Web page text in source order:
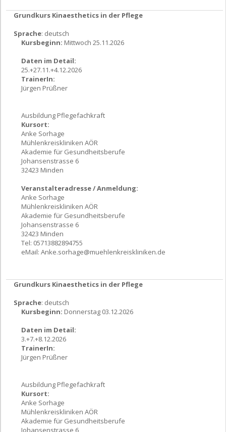
Grundkurs Kinaesthetics in der Pflege
Sprache: deutsch
Kursbeginn: Mittwoch 25.11.2026
Daten im Detail:
25.+27.11.+4.12.2026
TrainerIn:
Jürgen Prüßner
Ausbildung Pflegefachkraft
Kursort:
Anke Sorhage
Mühlenkreiskliniken AÖR
Akademie für Gesundheitsberufe
Johansenstrasse 6
32423 Minden
Veranstalteradresse / Anmeldung:
Anke Sorhage
Mühlenkreiskliniken AÖR
Akademie für Gesundheitsberufe
Johansenstrasse 6
32423 Minden
Tel: 05713882894755
eMail: Anke.sorhage@muehlenkreiskliniken.de
Grundkurs Kinaesthetics in der Pflege
Sprache: deutsch
Kursbeginn: Donnerstag 03.12.2026
Daten im Detail:
3.+7.+8.12.2026
TrainerIn:
Jürgen Prüßner
Ausbildung Pflegefachkraft
Kursort:
Anke Sorhage
Mühlenkreiskliniken AÖR
Akademie für Gesundheitsberufe
Johansenstrasse 6